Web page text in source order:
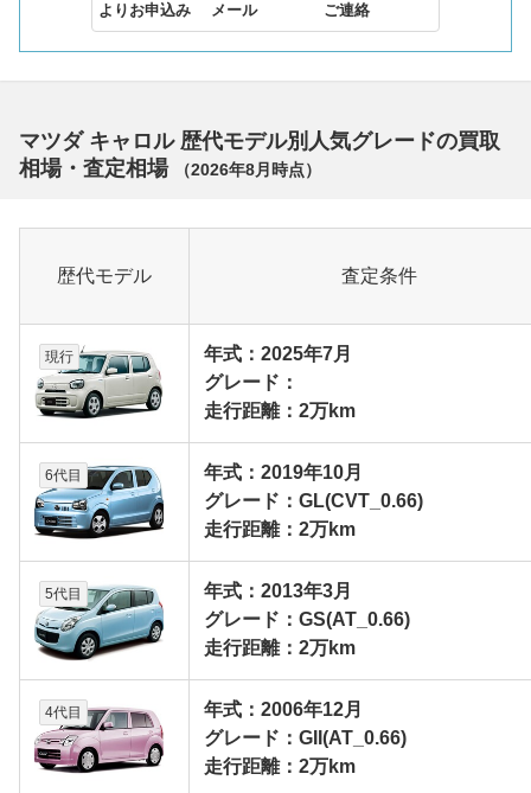
よりお申込み
メール
ご連絡
マツダ キャロル 歴代モデル別人気グレードの買取
相場・査定相場
（2026年8月 時点）
歴代モデル 査定条件
現行
年式：2025年7月
グレード：
走行距離：2万km
6代目
年式：2019年10月
グレード：GL(CVT_0.66)
走行距離：2万km
5代目
年式：2013年3月
グレード：GS(AT_0.66)
走行距離：2万km
4代目
年式：2006年12月
グレード：GII(AT_0.66)
走行距離：2万km